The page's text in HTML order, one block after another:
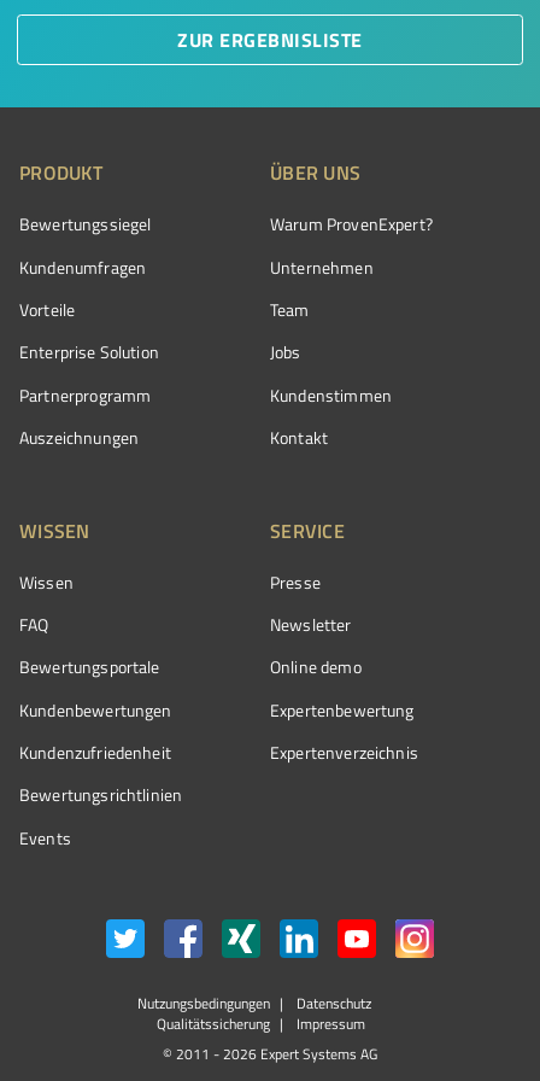
ZUR ERGEBNISLISTE
PRODUKT
Bewertungssiegel
Kundenumfragen
Vorteile
Enterprise Solution
Partnerprogramm
Auszeichnungen
ÜBER UNS
Warum ProvenExpert?
Unternehmen
Team
Jobs
Kundenstimmen
Kontakt
WISSEN
Wissen
FAQ
Bewertungsportale
Kundenbewertungen
Kundenzufriedenheit
Bewertungs­richtlinien
Events
SERVICE
Presse
Newsletter
Online demo
Expertenbewertung
Expertenverzeichnis
Nutzungsbedingungen
Datenschutz
Qualitätssicherung
Impressum
© 2011 - 2026 Expert Systems AG